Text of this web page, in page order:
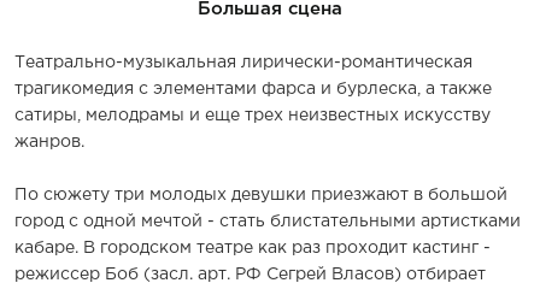
Большая сцена
Театрально-музыкальная лирически-романтическая
трагикомедия с элементами фарса и бурлеска, а также
сатиры, мелодрамы и еще трех неизвестных искусству
жанров.
По сюжету три молодых девушки приезжают в большой
город с одной мечтой - стать блистательными артистками
кабаре. В городском театре как раз проходит кастинг -
режиссер Боб (засл. арт. РФ Сегрей Власов) отбирает